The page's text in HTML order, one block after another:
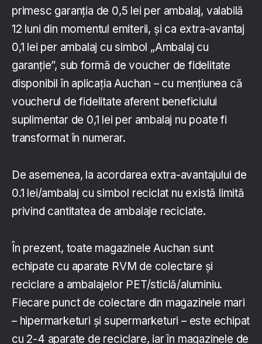
primesc garanția de 0,5 lei per ambalaj, valabilă
12 luni din momentul emiterii, și ca extra-avantaj
0,1 lei per ambalaj cu simbol „Ambalaj cu
garanție”, sub formă de voucher de fidelitate
disponibil în aplicația Auchan – cu mențiunea că
voucherul de fidelitate aferent beneficiului
suplimentar de 0,1 lei per ambalaj nu poate fi
transformat în numerar.
De asemenea, la acordarea extra-avantajului de
0.1 lei/ambalaj cu simbol reciclat nu există limită
privind cantitatea de ambalaje reciclate.
În prezent, toate magazinele Auchan sunt
echipate cu aparate RVM de colectare și
reciclare a ambalajelor PET/sticlă/aluminiu.
Fiecare punct de colectare din magazinele mari
– hipermarketuri și supermarketuri – este echipat
cu 2-4 aparate de reciclare, iar în magazinele de